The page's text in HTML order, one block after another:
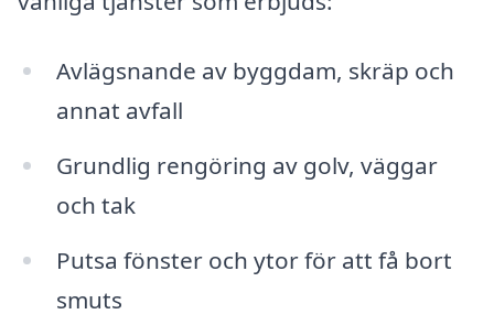
Avlägsnande av byggdam, skräp och
annat avfall
Grundlig rengöring av golv, väggar
och tak
Putsa fönster och ytor för att få bort
smuts